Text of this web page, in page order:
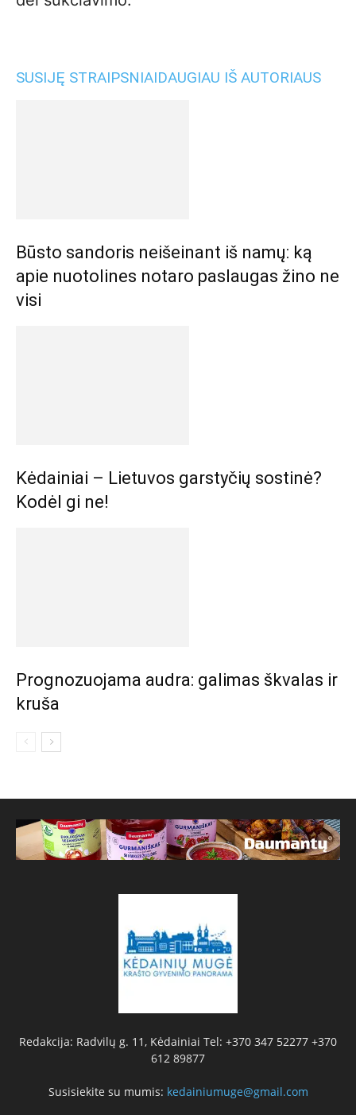
SUSIJĘ STRAIPSNIAIDAUGIAU IŠ AUTORIAUS
Būsto sandoris neišeinant iš namų: ką
apie nuotolines notaro paslaugas žino ne
visi
Kėdainiai – Lietuvos garstyčių sostinė?
Kodėl gi ne!
Prognozuojama audra: galimas škvalas ir
kruša
Redakcija: Radvilų g. 11, Kėdainiai Tel: +370 347 52277 +370
612 89877
Susisiekite su mumis: kedainiumuge@gmail.com